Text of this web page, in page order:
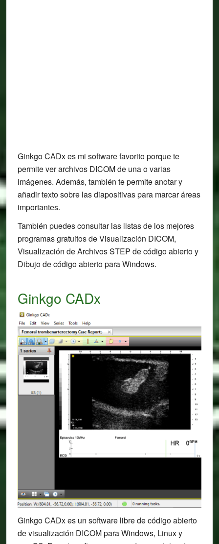
Ginkgo CADx es mi software favorito porque te
permite ver archivos DICOM de una o varias
imágenes. Además, también te permite anotar y
añadir texto sobre las diapositivas para marcar áreas
importantes.
También puedes consultar las listas de los mejores
programas gratuitos de Visualización DICOM,
Visualización de Archivos STEP de código abierto y
Dibujo de código abierto para Windows.
Ginkgo CADx
Ginkgo CADx es un software libre de código abierto
de visualización DICOM para Windows, Linux y